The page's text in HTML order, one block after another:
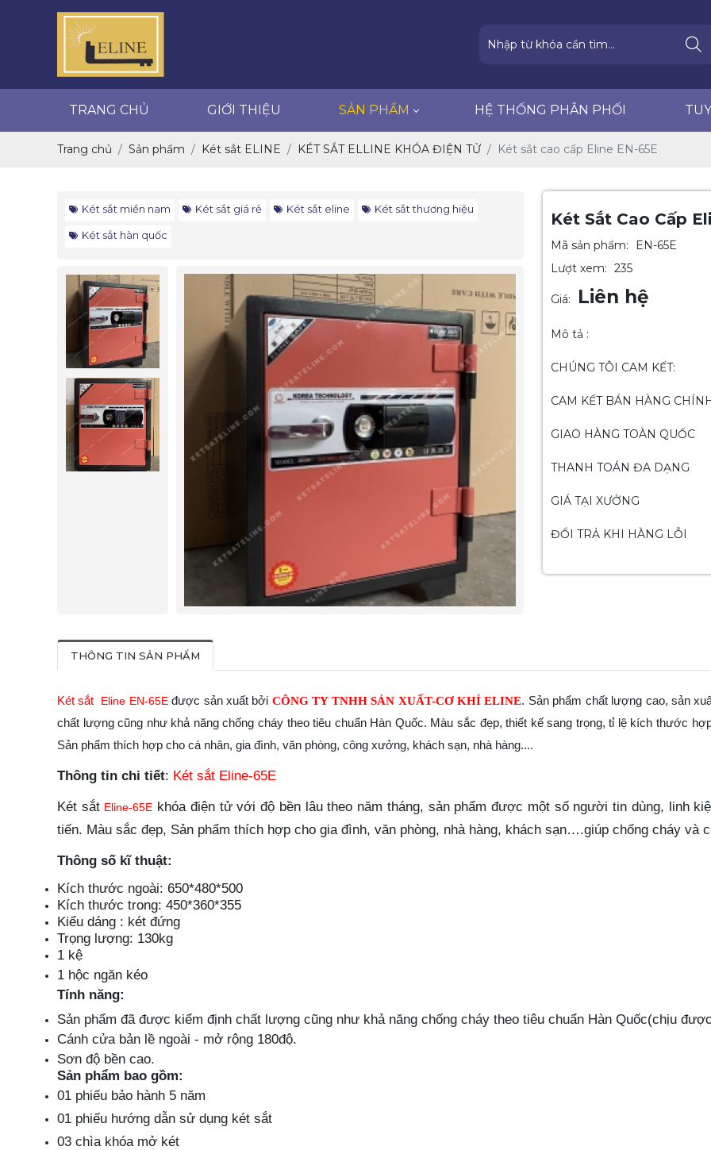
TRANG CHỦ GIỚI THIỆU SẢN PHẨM HỆ THỐNG PHÂN PHỐI
Trang chủ Sản phẩm Két sắt ELINE KÉT SẮT ELLINE KHÓA ĐIỆN TỬ Két sắt cao cấp Eline EN-65E
Két sắt miền nam Két sắt giá rẻ Két sắt eline Két sắt thương hiệu
Két sắt hàn quốc
Két Sắt Cao Cấp
Mã sản phẩm:
EN-65E
Lượt xem: 235
Giá: Liên hệ
Mô tả :
CHÚNG TÔI CAM KẾT:
CAM KẾT BÁN HÀNG
GIAO HÀNG TOÀN QUỐC
THANH TOÁN ĐA DẠNG
GIÁ TẠI XƯỞNG
ĐỔI TRẢ KHI HÀNG LỖI
THÔNG TIN SẢN PHẨM
Két sắt Eline EN-65E được sản xuất bởi CÔNG TY TNHH SẢN XUẤT-CƠ KHÍ ELINE. Sản phẩm chất lượng cao, sản
chất lượng cũng như khả năng chống cháy theo tiêu chuẩn Hàn Quốc. Màu sắc đẹp, thiết kế sang trọng, tỉ lệ kích thước
Sản phẩm thích hợp cho cá nhân, gia đình, văn phòng, công xưởng, khách sạn, nhà hàng....
Thông tin chi tiết: Két sắt Eline-65E
Két sắt Eline-65E khóa điện tử với độ bền lâu theo năm tháng, sản phẩm được một số người tin dùng, linh
tiến. Màu sắc đẹp, Sản phẩm thích hợp cho gia đình, văn phòng, nhà hàng, khách sạn….giúp chống cháy và
Thông số kĩ thuật:
Kích thước ngoài: 650*480*500
Kích thước trong: 450*360*355
Kiểu dáng : két đứng
Trọng lượng: 130kg
1 kệ
1 hộc ngăn kéo
Tính năng:
Sản phẩm đã được kiểm định chất lượng cũng như khả năng chống cháy theo tiêu chuẩn Hàn Quốc(chịu
Cánh cửa bản lề ngoài - mở rộng 180độ.
Sơn độ bền cao.
Sản phẩm bao gồm:
01 phiếu bảo hành 5 năm
01 phiếu hướng dẫn sử dụng két sắt
03 chìa khóa mở két